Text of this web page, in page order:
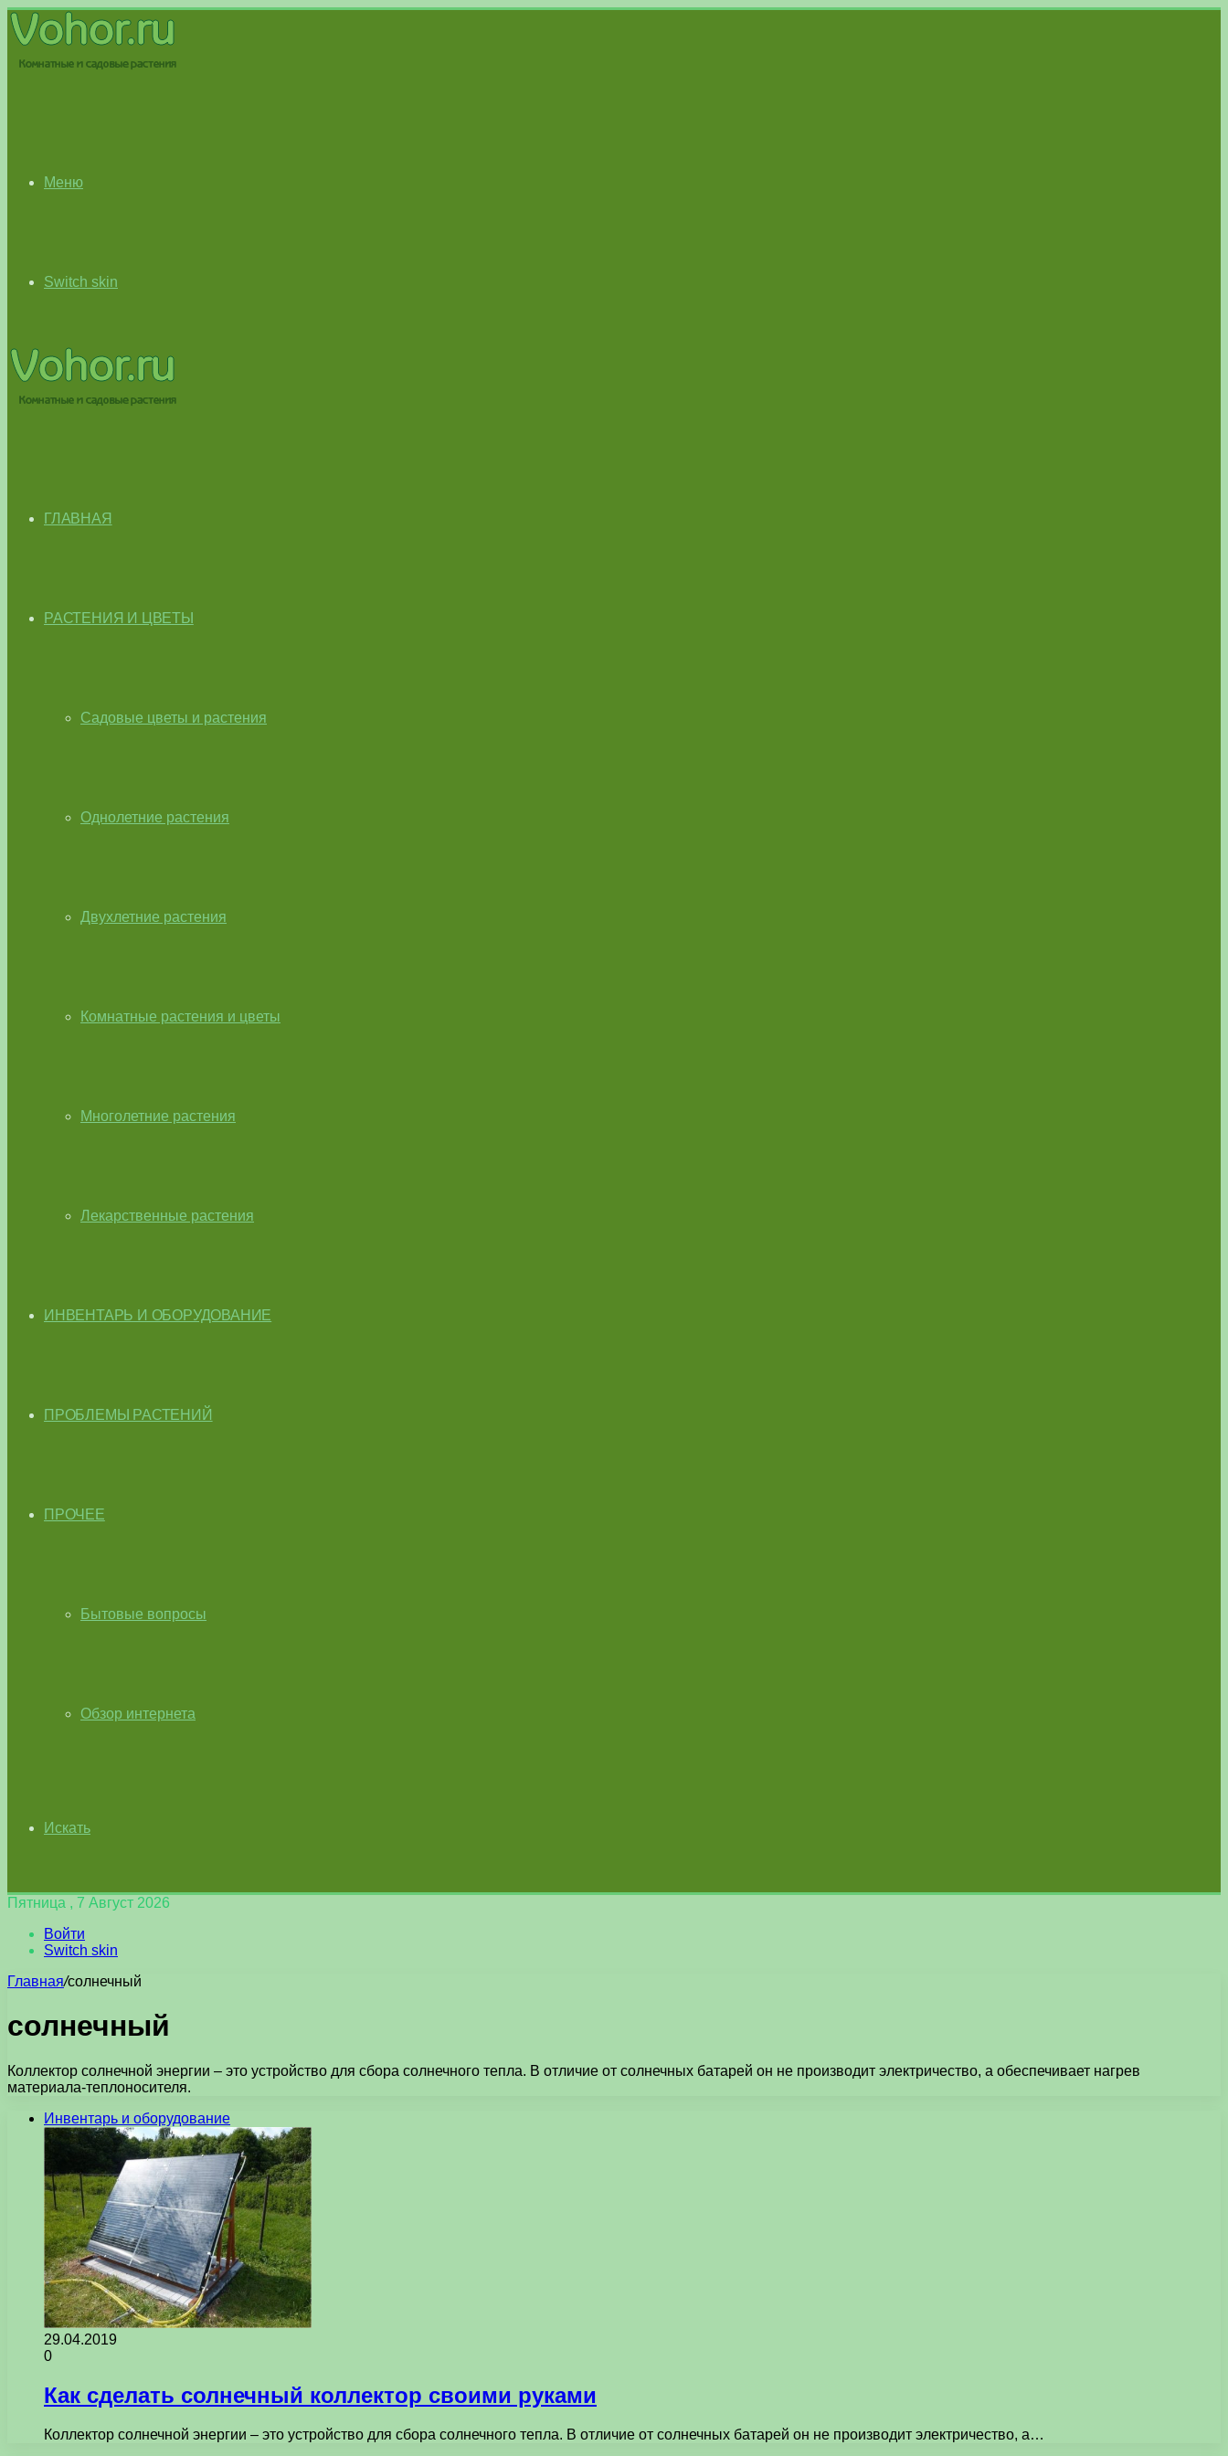
Меню
Switch skin
ГЛАВНАЯ
РАСТЕНИЯ И ЦВЕТЫ
Садовые цветы и растения
Однолетние растения
Двухлетние растения
Комнатные растения и цветы
Многолетние растения
Лекарственные растения
ИНВЕНТАРЬ И ОБОРУДОВАНИЕ
ПРОБЛЕМЫ РАСТЕНИЙ
ПРОЧЕЕ
Бытовые вопросы
Обзор интернета
Искать
Пятница , 7 Август 2026
Войти
Switch skin
Главная/солнечный
солнечный
Коллектор солнечной энергии – это устройство для сбора солнечного тепла. В отличие от солнечных батарей он не производит электричество, а обеспечивает нагрев
материала-теплоносителя.
Инвентарь и оборудование
29.04.2019
0
Как сделать солнечный коллектор своими руками
Коллектор солнечной энергии – это устройство для сбора солнечного тепла. В отличие от солнечных батарей он не производит электричество, а…